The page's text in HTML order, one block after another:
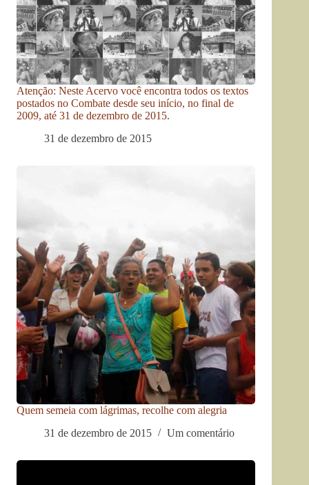
Atenção: Neste Acervo você encontra todos os textos
postados no Combate desde seu início, no final de
2009, até 31 de dezembro de 2015.
31 de dezembro de 2015
Quem semeia com lágrimas, recolhe com alegria
31 de dezembro de 2015
Um comentário